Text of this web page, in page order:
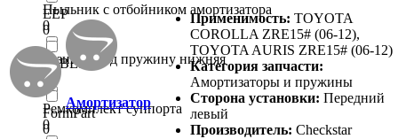
Пыльник с отбойником амортизатора
0
Резинка под пружину нижняя
0
Ремкомплект суппорта
0
EEP
0
FEBEST
0
FormPart
0
Амортизатор
Применимость: TOYOTA
COROLLA ZRE15# (06-12),
TOYOTA AURIS ZRE15# (06-12)
Категория запчасти:
Амортизаторы и пружины
Сторона установки: Передний
левый
Производитель: Checkstar